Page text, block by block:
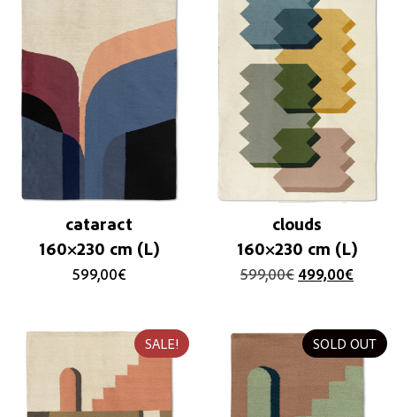
cataract
160×230 cm (L)
599,00€
clouds
160×230 cm (L)
599,00€ 499,00€
SALE! SOLD OUT